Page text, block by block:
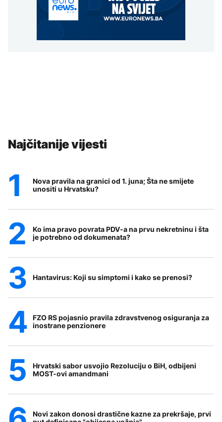
Najčitanije vijesti
Nova pravila na granici od 1. juna; Šta ne smijete
unositi u Hrvatsku?
Ko ima pravo povrata PDV-a na prvu nekretninu i šta
je potrebno od dokumenata?
Hantavirus: Koji su simptomi i kako se prenosi?
FZO RS pojasnio pravila zdravstvenog osiguranja za
inostrane penzionere
Hrvatski sabor usvojio Rezoluciju o BiH, odbijeni
MOST-ovi amandmani
Novi zakon donosi drastične kazne za prekršaje, prvi